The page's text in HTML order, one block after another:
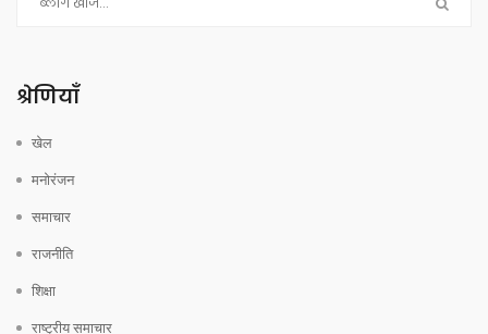
श्रेणियाँ
खेल
मनोरंजन
समाचार
राजनीति
शिक्षा
राष्ट्रीय समाचार